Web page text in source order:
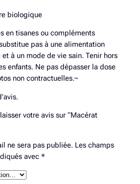
biologique
en tisanes ou compléments
pas à une alimentation
à un mode de vie sain. Tenir hors
enfants. Ne pas dépasser la dose
non contractuelles.~
votre avis sur “Macérat
ne sera pas publiée. Les champs
avec *